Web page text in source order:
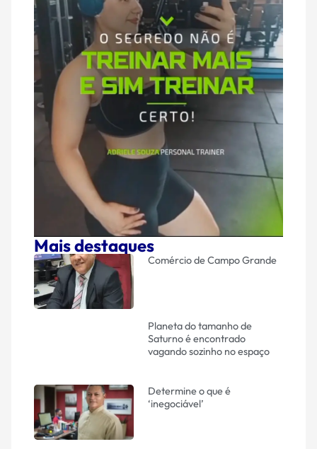
Mais destaques
Comércio de Campo Grande
Planeta do tamanho de
Saturno é encontrado
vagando sozinho no espaço
Determine o que é
‘inegociável’